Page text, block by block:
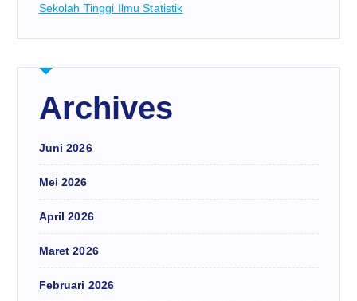
Sekolah Tinggi Ilmu Statistik
Archives
Juni 2026
Mei 2026
April 2026
Maret 2026
Februari 2026